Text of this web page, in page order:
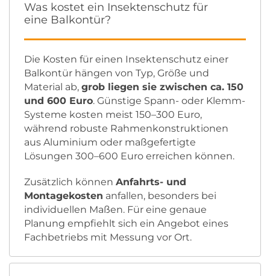
Was kostet ein Insektenschutz für
eine Balkontür?
Die Kosten für einen Insektenschutz einer
Balkontür hängen von Typ, Größe und
Material ab, grob liegen sie zwischen ca. 150
und 600 Euro. Günstige Spann- oder Klemm-
Systeme kosten meist 150–300 Euro,
während robuste Rahmenkonstruktionen
aus Aluminium oder maßgefertigte
Lösungen 300–600 Euro erreichen können.
Zusätzlich können Anfahrts- und
Montagekosten anfallen, besonders bei
individuellen Maßen. Für eine genaue
Planung empfiehlt sich ein Angebot eines
Fachbetriebs mit Messung vor Ort.